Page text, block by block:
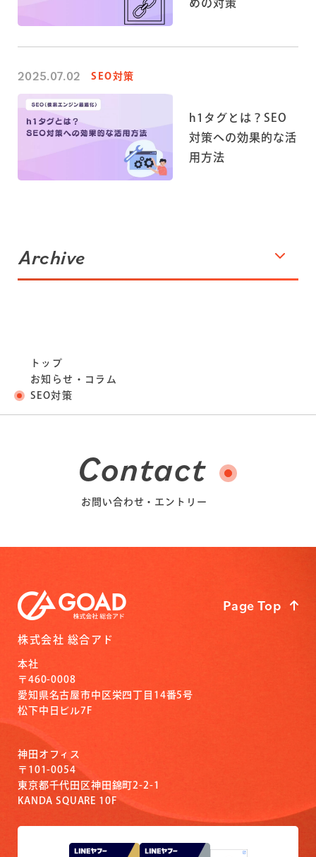
めの対策
2025.07.02 SEO対策
h1タグとは？SEO
対策への効果的な活
用方法
Archive
トップ
お知らせ・コラム
SEO対策
Contact
お問い合わせ・エントリー
株式会社 総合アド
本社
〒460-0008
愛知県名古屋市中区栄四丁目14番5号
松下中日ビル7F
神田オフィス
〒101-0054
東京都千代田区神田錦町2-2-1
KANDA SQUARE 10F
Page Top